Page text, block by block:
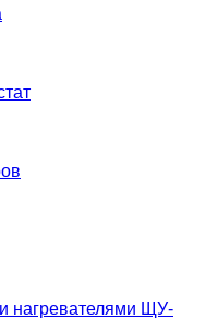
нагревателями ЩУ-